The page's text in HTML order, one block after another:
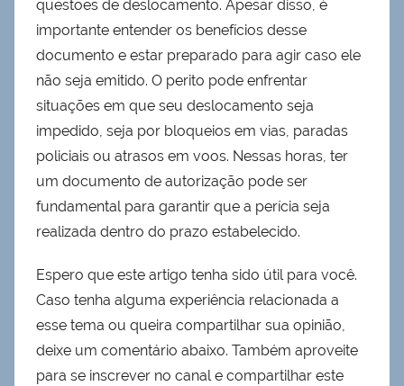
questões de deslocamento. Apesar disso, é
importante entender os benefícios desse
documento e estar preparado para agir caso ele
não seja emitido. O perito pode enfrentar
situações em que seu deslocamento seja
impedido, seja por bloqueios em vias, paradas
policiais ou atrasos em voos. Nessas horas, ter
um documento de autorização pode ser
fundamental para garantir que a perícia seja
realizada dentro do prazo estabelecido.
Espero que este artigo tenha sido útil para você.
Caso tenha alguma experiência relacionada a
esse tema ou queira compartilhar sua opinião,
deixe um comentário abaixo. Também aproveite
para se inscrever no canal e compartilhar este